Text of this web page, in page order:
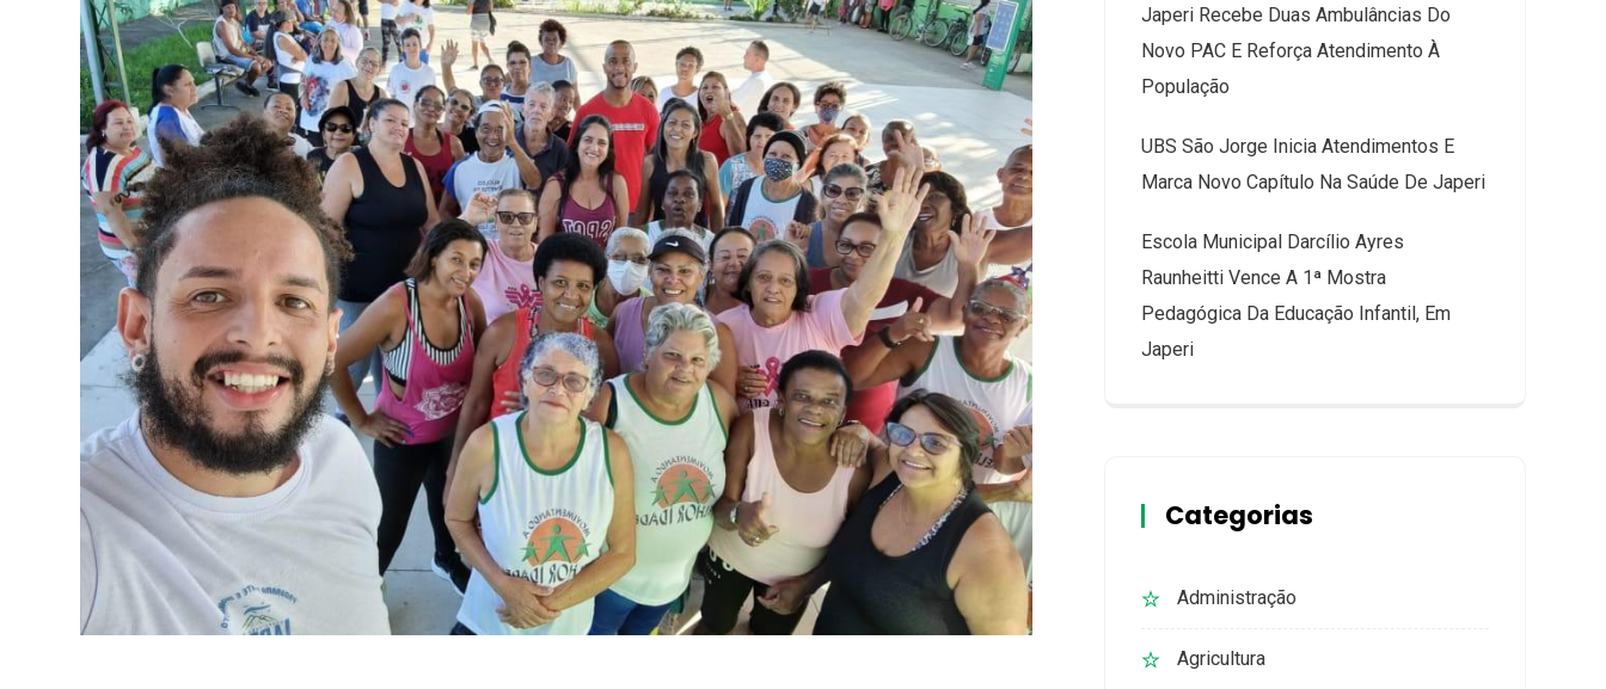
Japeri Recebe Duas Ambulâncias Do
Novo PAC E Reforça Atendimento À
População
UBS São Jorge Inicia Atendimentos E
Marca Novo Capítulo Na Saúde De Japeri
Escola Municipal Darcílio Ayres
Raunheitti Vence A 1ª Mostra
Pedagógica Da Educação Infantil, Em
Japeri
Categorias
Administração
Agricultura